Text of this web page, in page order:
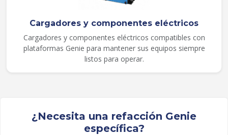
Cargadores y componentes eléctricos
Cargadores y componentes eléctricos compatibles con
plataformas Genie para mantener sus equipos siempre
listos para operar.
¿Necesita una refacción Genie
específica?